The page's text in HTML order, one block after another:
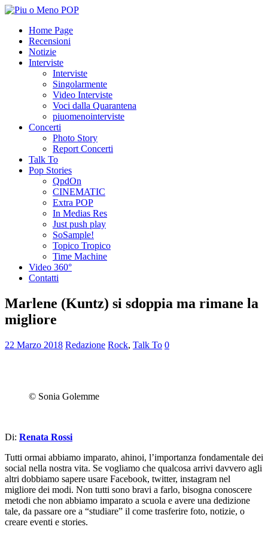
Home Page
Recensioni
Notizie
Interviste
Interviste
Singolarmente
Video Interviste
Voci dalla Quarantena
piuomenointerviste
Concerti
Photo Story
Report Concerti
Talk To
Pop Stories
QpdOn
CINEMATIC
Extra POP
In Medias Res
Just push play
SoSample!
Topico Tropico
Time Machine
Video 360°
Contatti
Marlene (Kuntz) si sdoppia ma rimane la
migliore
22 Marzo 2018 Redazione Rock, Talk To 0
© Sonia Golemme
Di: Renata Rossi
Tutti ormai abbiamo imparato, ahinoi, l’importanza fondamentale dei
social nella nostra vita. Se vogliamo che qualcosa arrivi davvero agli
altri dobbiamo sapere usare Facebook, twitter, instagram nel
migliore dei modi. Non tutti sono bravi a farlo, bisogna conoscere
metodi che non abbiamo imparato a scuola e avere una dedizione
tale, da passare ore a “studiare” il come trasferire foto, notizie, o
creare eventi e stories.